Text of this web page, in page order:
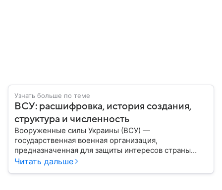
Узнать больше по теме
ВСУ: расшифровка, история создания,
структура и численность
Вооруженные силы Украины (ВСУ) —
государственная военная организация,
предназначенная для защиты интересов страны
военным путем. Была создана после
Читать дальше